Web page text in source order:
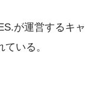
が運営するキ
いる。